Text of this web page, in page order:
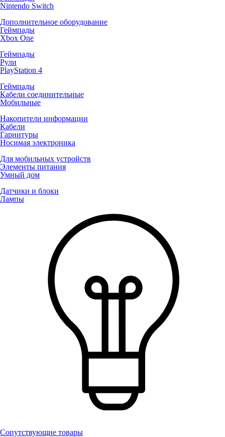
Nintendo Switch
Дополнительное оборудование
Геймпады
Xbox One
Геймпады
Рули
PlayStation 4
Геймпады
Кабели соединительные
Мобильные
Накопители информации
Кабели
Гарнитуры
Носимая электроника
Для мобильных устройств
Элементы питания
Умный дом
Датчики и блоки
Лампы
Сопутствующие товары